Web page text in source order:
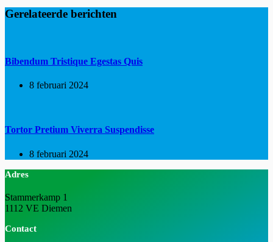
Gerelateerde berichten
Bibendum Tristique Egestas Quis
8 februari 2024
Tortor Pretium Viverra Suspendisse
8 februari 2024
Adres
Stammerkamp 1
1112 VE Diemen
Contact